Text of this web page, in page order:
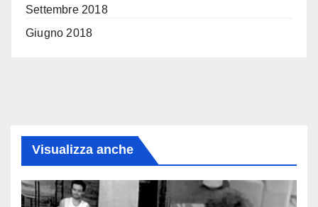
Settembre 2018
Giugno 2018
Visualizza anche